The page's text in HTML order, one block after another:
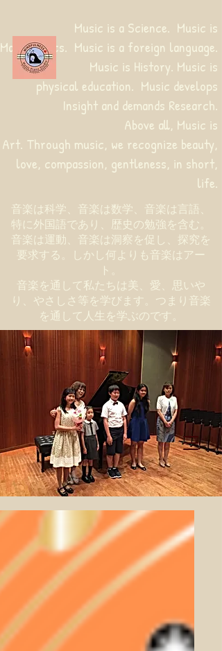
音楽は科学、音楽は数学、音楽は言語、
特に外国語であり、歴史の勉強を含む。
音楽は運動、音楽は洞察を促し、探究を
要求する。しかし何よりも音楽はアー
ト。
音楽を通して私たちは美、愛、思いや
り、やさしさ等を学びます。つまり音楽
を通して人生を学ぶのです。
Music is a Science. Music is
Mathematics. Music is a foreign language.
Music is History. Music is
physical education. Music develops
Insight and demands Research.
Above all, Music is
Art. Through music, we recognize beauty,
love, compassion, gentleness, in short,
life.